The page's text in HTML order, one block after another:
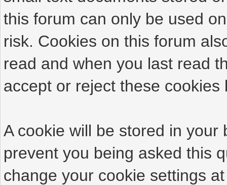
this forum can only be used
risk. Cookies on this forum
read and when you last read
accept or reject these cookies
A cookie will be stored in
prevent you being asked this
change your cookie settings